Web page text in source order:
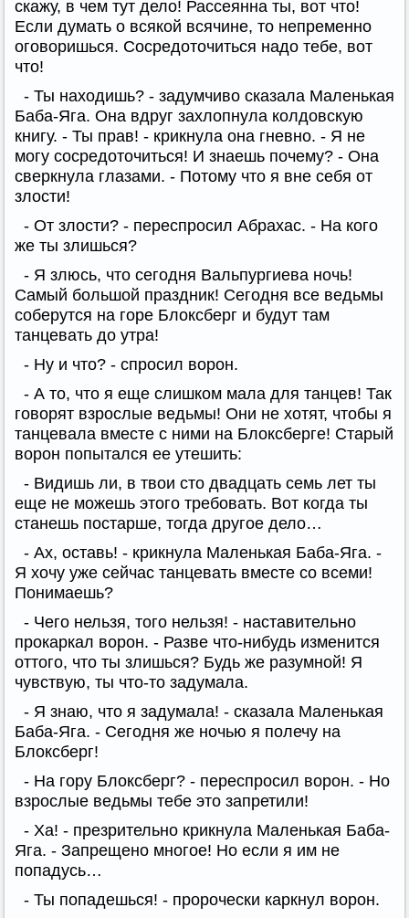
скажу, в чем тут дело! Рассеянна ты, вот что!
Если думать о всякой всячине, то непременно
оговоришься. Сосредоточиться надо тебе, вот
что!
- Ты находишь? - задумчиво сказала Маленькая
Баба-Яга. Она вдруг захлопнула колдовскую
книгу. - Ты прав! - крикнула она гневно. - Я не
могу сосредоточиться! И знаешь почему? - Она
сверкнула глазами. - Потому что я вне себя от
злости!
- От злости? - переспросил Абрахас. - На кого
же ты злишься?
- Я злюсь, что сегодня Вальпургиева ночь!
Самый большой праздник! Сегодня все ведьмы
соберутся на горе Блоксберг и будут там
танцевать до утра!
- Ну и что? - спросил ворон.
- А то, что я еще слишком мала для танцев! Так
говорят взрослые ведьмы! Они не хотят, чтобы я
танцевала вместе с ними на Блоксберге! Старый
ворон попытался ее утешить:
- Видишь ли, в твои сто двадцать семь лет ты
еще не можешь этого требовать. Вот когда ты
станешь постарше, тогда другое дело…
- Ах, оставь! - крикнула Маленькая Баба-Яга. -
Я хочу уже сейчас танцевать вместе со всеми!
Понимаешь?
- Чего нельзя, того нельзя! - наставительно
прокаркал ворон. - Разве что-нибудь изменится
оттого, что ты злишься? Будь же разумной! Я
чувствую, ты что-то задумала.
- Я знаю, что я задумала! - сказала Маленькая
Баба-Яга. - Сегодня же ночью я полечу на
Блоксберг!
- На гору Блоксберг? - переспросил ворон. - Но
взрослые ведьмы тебе это запретили!
- Ха! - презрительно крикнула Маленькая Баба-
Яга. - Запрещено многое! Но если я им не
попадусь…
- Ты попадешься! - пророчески каркнул ворон.